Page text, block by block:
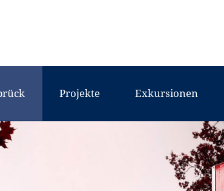
Projekte Exkursionen